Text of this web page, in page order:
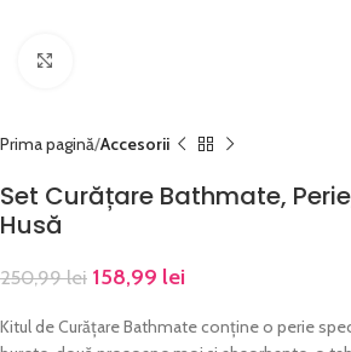
Prima pagină Accesorii
Set Curățare Bathmate,
Husă
250,99lei 158,99 lei
Kitul de Curățare Bathmate conține o perie